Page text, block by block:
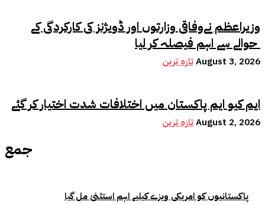
وزیراعظم نےوفاقی وزارتوں اور ڈویژنز کی کارکردگی کے
حوالے سے اہم فیصلہ کر لیا
تازہ ترینAugust 3, 2026
ایم کیو ایم پاکستان میں اختلافات شدت اختیار کر گئے
تازہ ترینAugust 2, 2026
جمع
پاکستانیوں کو امریکی ویزے کیلیے اہم استثنیٰ مل گیا